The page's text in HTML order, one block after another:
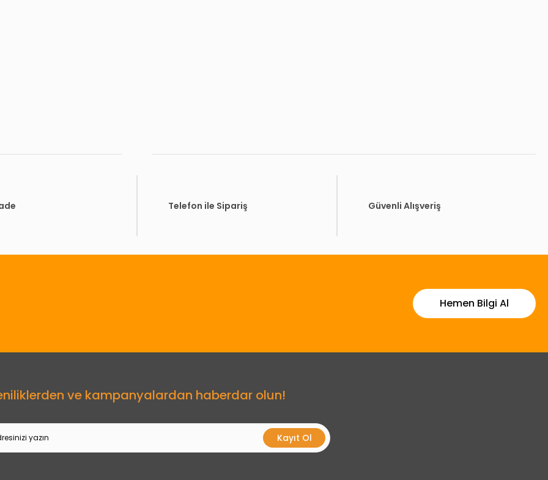
Gönder
Telefon ile Sipariş Güvenli Alışveriş
Hemen Bilgi Al
ve kampanyalardan haberdar olun!
Kayıt Ol